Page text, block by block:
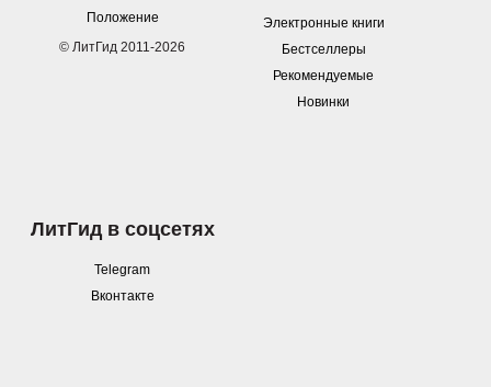
Положение
© ЛитГид 2011-2026
Электронные книги
Бестселлеры
Рекомендуемые
Новинки
ЛитГид в соцсетях
Telegram
Вконтакте